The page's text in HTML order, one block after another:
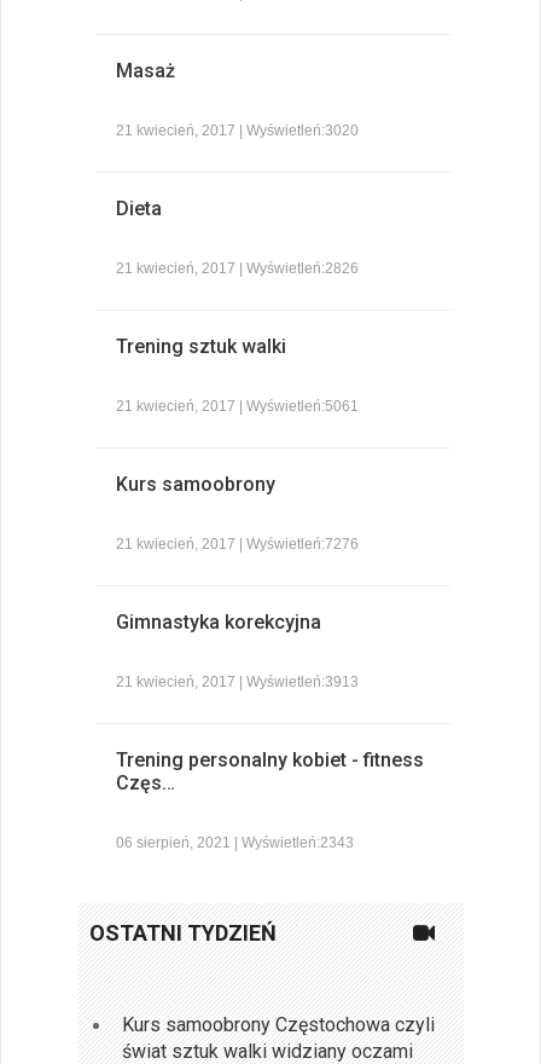
Masaż
21 kwiecień, 2017 | Wyświetleń:3020
Dieta
21 kwiecień, 2017 | Wyświetleń:2826
Trening sztuk walki
21 kwiecień, 2017 | Wyświetleń:5061
Kurs samoobrony
21 kwiecień, 2017 | Wyświetleń:7276
Gimnastyka korekcyjna
21 kwiecień, 2017 | Wyświetleń:3913
Trening personalny kobiet - fitness
Częs…
06 sierpień, 2021 | Wyświetleń:2343
OSTATNI TYDZIEŃ
Kurs samoobrony Częstochowa czyli
świat sztuk walki widziany oczami